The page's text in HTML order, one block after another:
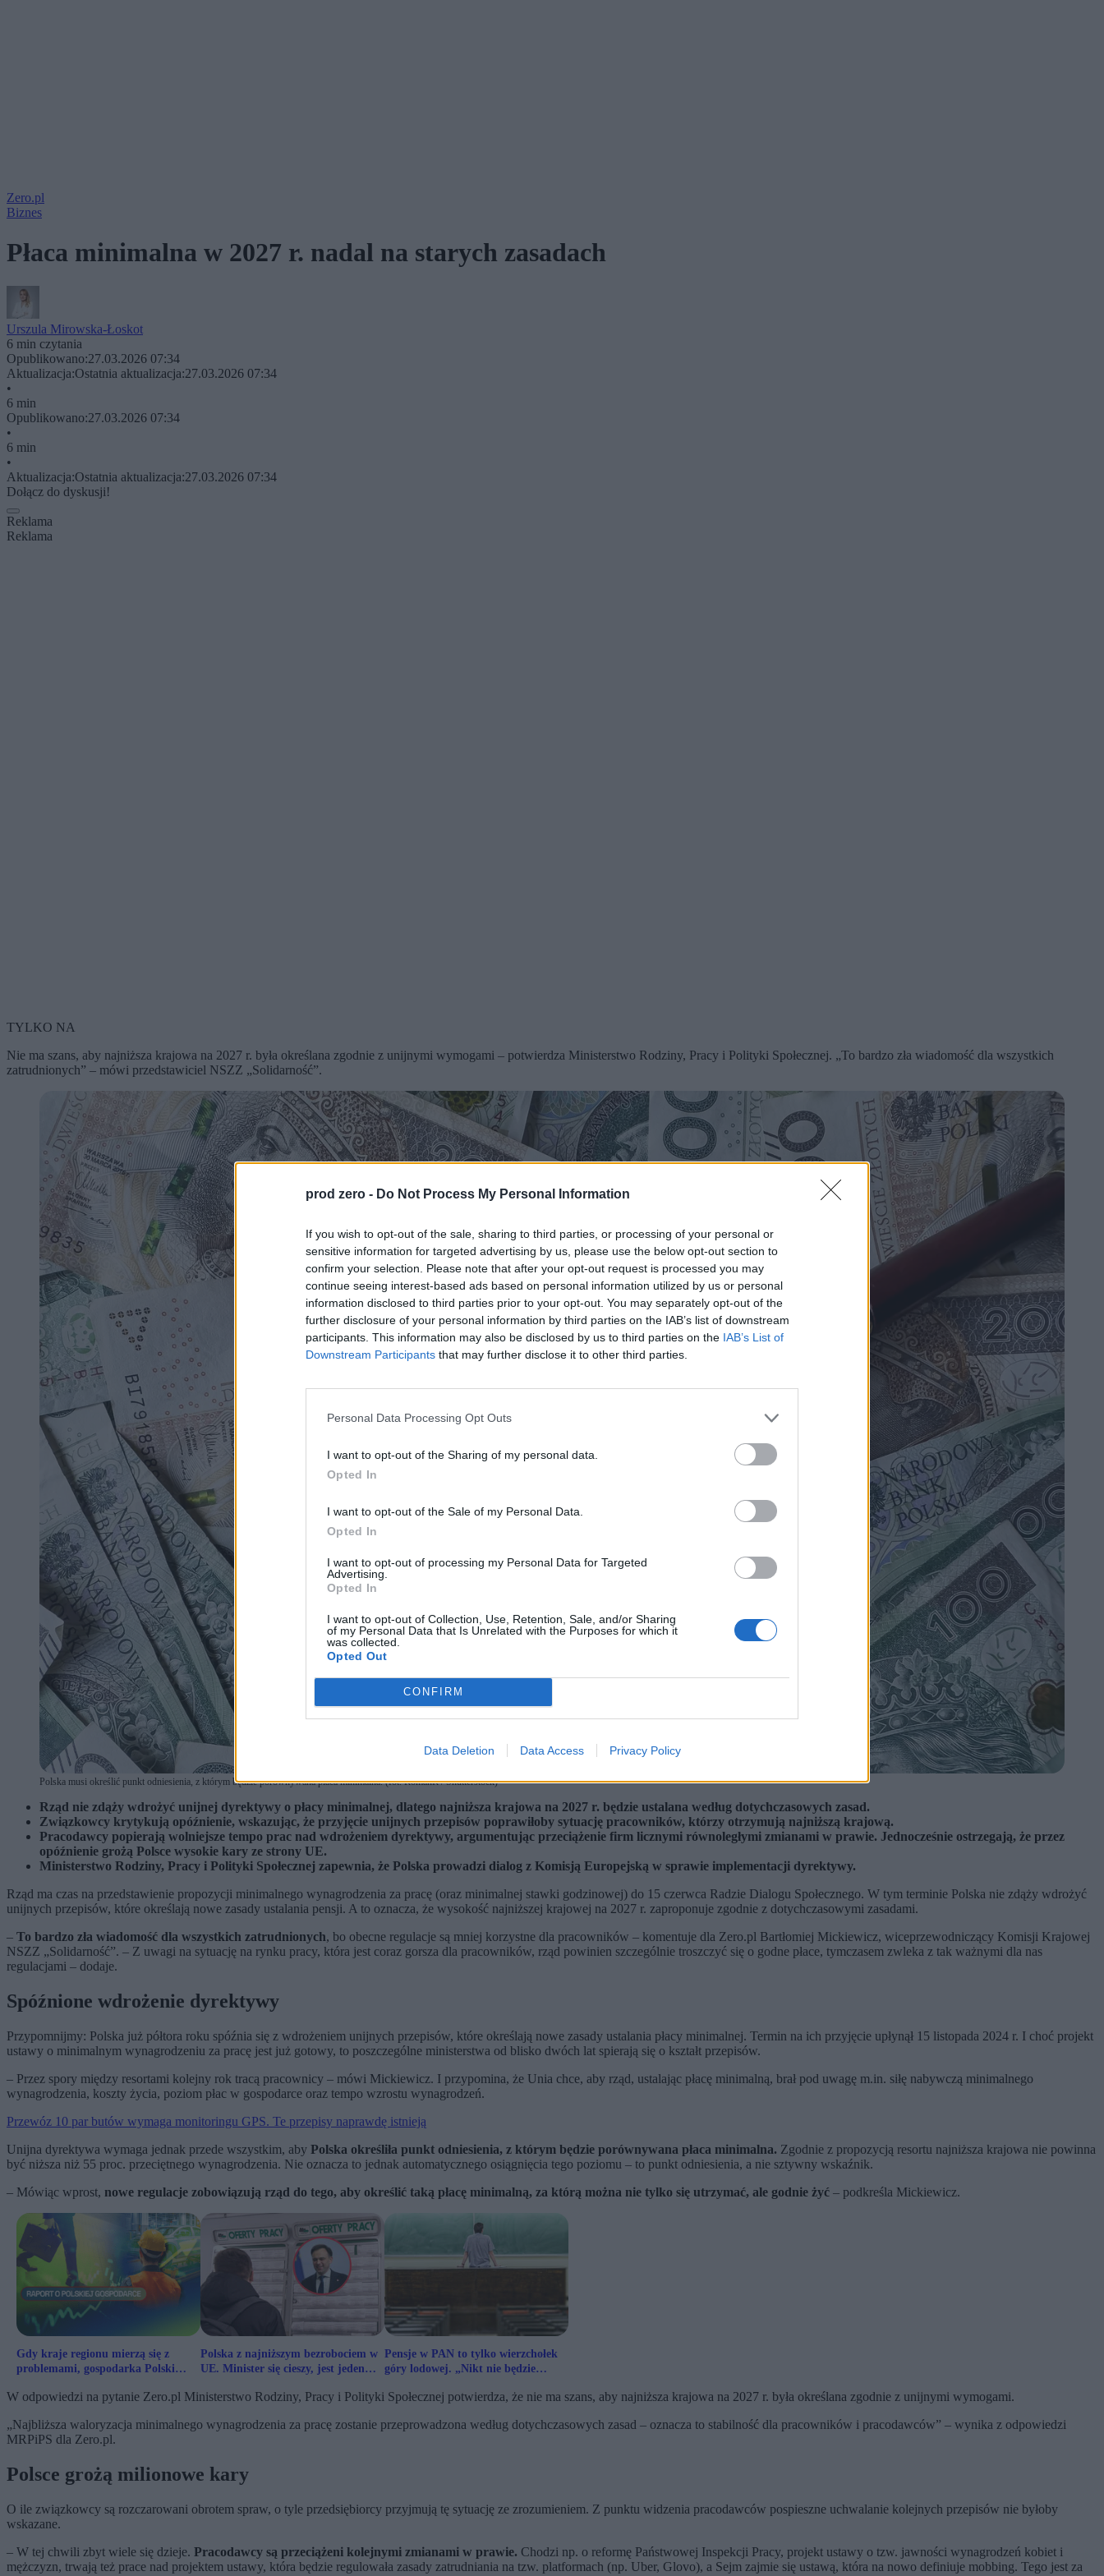
prod zero - Do Not Process My Personal Information
If you wish to opt-out of the sale, sharing to third parties, or processing of your personal or
sensitive information for targeted advertising by us, please use the below opt-out section to
confirm your selection. Please note that after your opt-out request is processed you may
continue seeing interest-based ads based on personal information utilized by us or personal
information disclosed to third parties prior to your opt-out. You may separately opt-out of the
further disclosure of your personal information by third parties on the IAB’s list of downstream
participants. This information may also be disclosed by us to third parties on the IAB’s List of
Downstream Participants that may further disclose it to other third parties.
Personal Data Processing Opt Outs
I want to opt-out of the Sharing of my personal data.
Opted In
I want to opt-out of the Sale of my Personal Data.
Opted In
I want to opt-out of processing my Personal Data for Targeted
Advertising.
Opted In
I want to opt-out of Collection, Use, Retention, Sale, and/or Sharing
of my Personal Data that Is Unrelated with the Purposes for which it
was collected.
Opted Out
CONFIRM
Data Deletion Data Access Privacy Policy
Zero.pl
Biznes
Płaca minimalna w 2027 r. nadal na starych zasadach
Urszula Mirowska-Łoskot
6 min czytania
Opublikowano:27.03.2026 07:34
Aktualizacja:Ostatnia aktualizacja:27.03.2026 07:34
•
6 min
Opublikowano:27.03.2026 07:34
•
6 min
•
Aktualizacja:Ostatnia aktualizacja:27.03.2026 07:34
Dołącz do dyskusji!
Reklama
Reklama
TYLKO NA
Nie ma szans, aby najniższa krajowa na 2027 r. była określana zgodnie z unijnymi wymogami – potwierdza Ministerstwo Rodziny, Pracy i Polityki Społecznej. „To bardzo zła wiadomość dla wszystkich
zatrudnionych” – mówi przedstawiciel NSZZ „Solidarność”.
Polska musi określić punkt odniesienia, z którym będzie porównywana płaca minimalna. (fot. RomanR / Shutterstock)
Rząd nie zdąży wdrożyć unijnej dyrektywy o płacy minimalnej, dlatego najniższa krajowa na 2027 r. będzie ustalana według dotychczasowych zasad.
Związkowcy krytykują opóźnienie, wskazując, że przyjęcie unijnych przepisów poprawiłoby sytuację pracowników, którzy otrzymują najniższą krajową.
Pracodawcy popierają wolniejsze tempo prac nad wdrożeniem dyrektywy, argumentując przeciążenie firm licznymi równoległymi zmianami w prawie. Jednocześnie ostrzegają, że przez
opóźnienie grożą Polsce wysokie kary ze strony UE.
Ministerstwo Rodziny, Pracy i Polityki Społecznej zapewnia, że Polska prowadzi dialog z Komisją Europejską w sprawie implementacji dyrektywy.
Rząd ma czas na przedstawienie propozycji minimalnego wynagrodzenia za pracę (oraz minimalnej stawki godzinowej) do 15 czerwca Radzie Dialogu Społecznego. W tym terminie Polska nie zdąży wdrożyć
unijnych przepisów, które określają nowe zasady ustalania pensji. A to oznacza, że wysokość najniższej krajowej na 2027 r. zaproponuje zgodnie z dotychczasowymi zasadami.
– To bardzo zła wiadomość dla wszystkich zatrudnionych, bo obecne regulacje są mniej korzystne dla pracowników – komentuje dla Zero.pl Bartłomiej Mickiewicz, wiceprzewodniczący Komisji Krajowej
NSZZ „Solidarność”. – Z uwagi na sytuację na rynku pracy, która jest coraz gorsza dla pracowników, rząd powinien szczególnie troszczyć się o godne płace, tymczasem zwleka z tak ważnymi dla nas
regulacjami – dodaje.
Spóźnione wdrożenie dyrektywy
Przypomnijmy: Polska już półtora roku spóźnia się z wdrożeniem unijnych przepisów, które określają nowe zasady ustalania płacy minimalnej. Termin na ich przyjęcie upłynął 15 listopada 2024 r. I choć projekt
ustawy o minimalnym wynagrodzeniu za pracę jest już gotowy, to poszczególne ministerstwa od blisko dwóch lat spierają się o kształt przepisów.
– Przez spory między resortami kolejny rok tracą pracownicy – mówi Mickiewicz. I przypomina, że Unia chce, aby rząd, ustalając płacę minimalną, brał pod uwagę m.in. siłę nabywczą minimalnego
wynagrodzenia, koszty życia, poziom płac w gospodarce oraz tempo wzrostu wynagrodzeń.
Przewóz 10 par butów wymaga monitoringu GPS. Te przepisy naprawdę istnieją
Unijna dyrektywa wymaga jednak przede wszystkim, aby Polska określiła punkt odniesienia, z którym będzie porównywana płaca minimalna. Zgodnie z propozycją resortu najniższa krajowa nie powinna
być niższa niż 55 proc. przeciętnego wynagrodzenia. Nie oznacza to jednak automatycznego osiągnięcia tego poziomu – to punkt odniesienia, a nie sztywny wskaźnik.
– Mówiąc wprost, nowe regulacje zobowiązują rząd do tego, aby określić taką płacę minimalną, za którą można nie tylko się utrzymać, ale godnie żyć – podkreśla Mickiewicz.
Gdy kraje regionu mierzą się z
problemami, gospodarka Polski
Polska z najniższym bezrobociem w
UE. Minister się cieszy, jest jeden
Pensje w PAN to tylko wierzchołek
góry lodowej. „Nikt nie będzie
W odpowiedzi na pytanie Zero.pl Ministerstwo Rodziny, Pracy i Polityki Społecznej potwierdza, że nie ma szans, aby najniższa krajowa na 2027 r. była określana zgodnie z unijnymi wymogami.
„Najbliższa waloryzacja minimalnego wynagrodzenia za pracę zostanie przeprowadzona według dotychczasowych zasad – oznacza to stabilność dla pracowników i pracodawców” – wynika z odpowiedzi
MRPiPS dla Zero.pl.
Polsce grożą milionowe kary
O ile związkowcy są rozczarowani obrotem spraw, o tyle przedsiębiorcy przyjmują tę sytuację ze zrozumieniem. Z punktu widzenia pracodawców pospieszne uchwalanie kolejnych przepisów nie byłoby
wskazane.
– W tej chwili zbyt wiele się dzieje. Pracodawcy są przeciążeni kolejnymi zmianami w prawie. Chodzi np. o reformę Państwowej Inspekcji Pracy, projekt ustawy o tzw. jawności wynagrodzeń kobiet i
mężczyzn, trwają też prace nad projektem ustawy, która będzie regulowała zasady zatrudniania na tzw. platformach (np. Uber, Glovo), a Sejm zajmie się ustawą, która na nowo definiuje mobbing. Tego jest za